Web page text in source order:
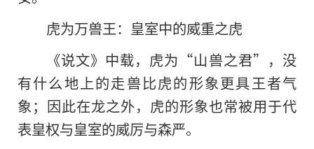
虎为万兽王：皇室中的威重之虎
《说文》中载，虎为“山兽之君”，没
有什么地上的走兽比虎的形象更具王者气
象；因此在龙之外，虎的形象也常被用于代
表皇权与皇室的威厉与森严。